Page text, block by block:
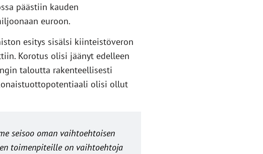
päästiin kauden
euroon.
esitys sisälsi kiinteistöveron
Korotus olisi jäänyt edelleen
taloutta rakenteellisesti
olisi ollut
seisoo oman vaihtoehtoisen
toimenpiteille on vaihtoehtoja